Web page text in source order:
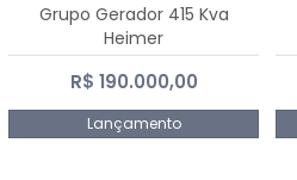
Grupo Gerador 415 Kva
Heimer
R$ 190.000,00
Lançamento